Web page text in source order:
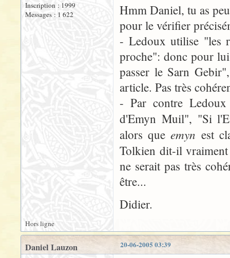
Inscription : 1999
Messages : 1 622
Hmm Daniel, tu as
pour le vérifier
- Ledoux utilise "les
proche": donc pour
passer le Sarn
article. Pas très
- Par contre
d'Emyn Muil", "Si
alors queemyn est
Tolkien dit-il
ne serait pas très
être...
Didier.
Hors ligne
20-06-2005 03:39
Daniel Lauzon